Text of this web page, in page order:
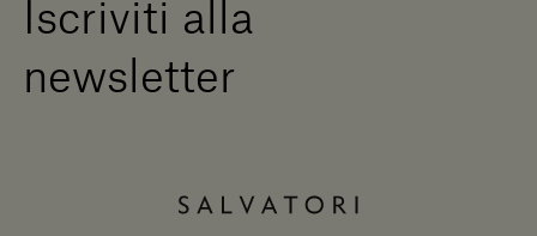
Iscriviti alla
newsletter